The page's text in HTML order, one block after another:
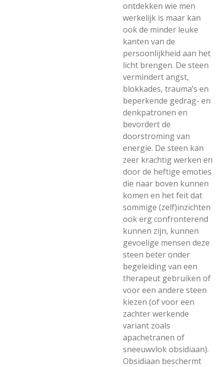
ontdekken wie men
werkelijk is maar kan
ook de minder leuke
kanten van de
persoonlijkheid aan het
licht brengen. De steen
vermindert angst,
blokkades, trauma’s en
beperkende gedrag- en
denkpatronen en
bevordert de
doorstroming van
energie. De steen kan
zeer krachtig werken en
door de heftige emoties
die naar boven kunnen
komen en het feit dat
sommige (zelf)inzichten
ook erg confronterend
kunnen zijn, kunnen
gevoelige mensen deze
steen beter onder
begeleiding van een
therapeut gebruiken of
voor een andere steen
kiezen (of voor een
zachter werkende
variant zoals
apachetranen of
sneeuwvlok obsidiaan).
Obsidiaan beschermt